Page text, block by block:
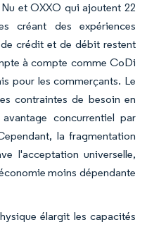
et OXXO qui ajoutent 22
créant des expériences
crédit et de débit restent
à compte comme CoDi
pour les commerçants. Le
contraintes de besoin en
concurrentiel par
la fragmentation
l'acceptation universelle,
moins dépendante
élargit les capacités